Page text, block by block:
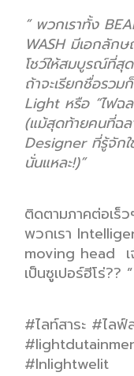
“ พวกเราทั้ง
WASH มีเอกลักษ
โชว์ให้สมบูรณ์ที่สุด
ถ้าจะเรียกชื่อรวม
Light หรือ “ไฟฉ
(แม้สุดท้ายคนที่ฉ
Designer ที่รู้จัก
นั่นแหละ!)”
ติดตามภาคต่อเร็
พวกเรา I
moving head
เป็นซูเปอร์ฮีโร่?? ”
#ไลท์สาระ #ไลฟ์
#Inlightwelit